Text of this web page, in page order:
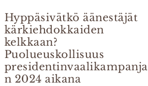
Hyppäsivätkö äänestäjät
kärkiehdokkaiden
kelkkaan?
Puolueuskollisuus
presidentinvaalikampanja
n 2024 aikana